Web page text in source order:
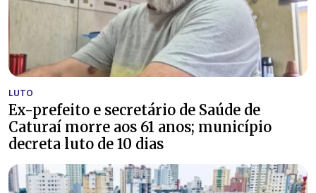
LUTO
Ex-prefeito e secretário de Saúde de
Caturaí morre aos 61 anos; município
decreta luto de 10 dias